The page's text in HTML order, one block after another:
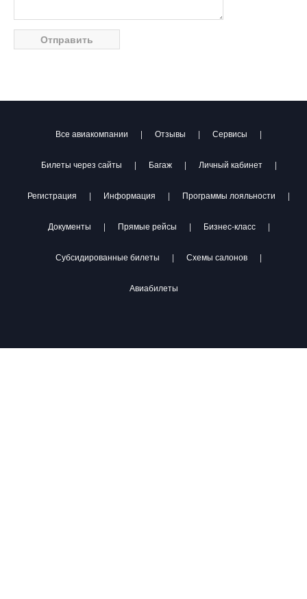
Все авиакомпании | Отзывы | Сервисы |
Билеты через сайты | Багаж | Личный кабинет |
Регистрация | Информация | Программы лояльности |
Документы | Прямые рейсы | Бизнес-класс |
Субсидированные билеты | Схемы салонов |
Авиабилеты